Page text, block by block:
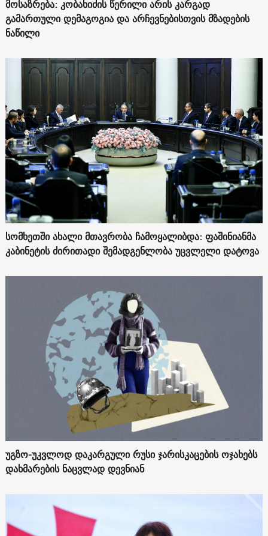
მოსაზრება: კობახიძის წერილი არის კარგად
გამართული დემაგოგია და არჩევნებისთვის მზადების
ნაწილი
სომხეთში ახალი მთავრობა ჩამოყალიბდა: ფაშინიანმა
კაბინეტის ძირითადი შემადგენლობა უცვლელი დატოვა
უგზო-უკვლოდ დაკარგული რუსი ჯარისკაცების ოჯახებს
დახმარების ნაცვლად დევნიან